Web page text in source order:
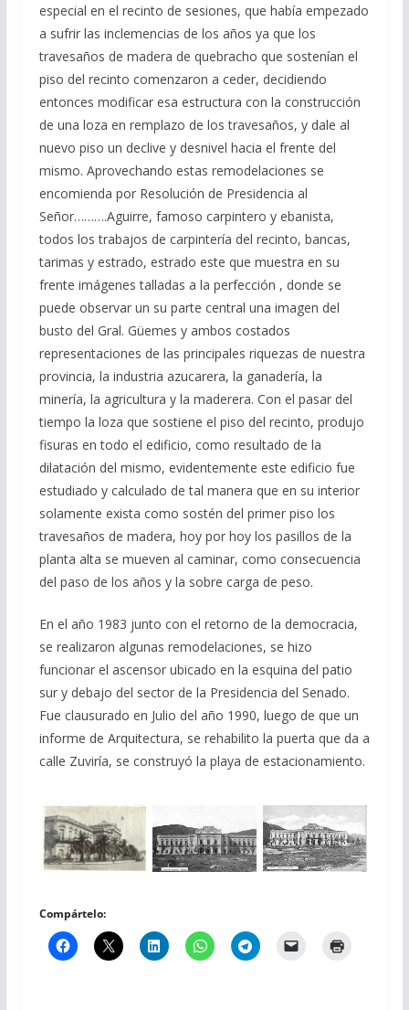
especial en el recinto de sesiones, que había empezado
a sufrir las inclemencias de los años ya que los
travesaños de madera de quebracho que sostenían el
piso del recinto comenzaron a ceder, decidiendo
entonces modificar esa estructura con la construcción
de una loza en remplazo de los travesaños, y dale al
nuevo piso un declive y desnivel hacia el frente del
mismo. Aprovechando estas remodelaciones se
encomienda por Resolución de Presidencia al
Señor……….Aguirre, famoso carpintero y ebanista,
todos los trabajos de carpintería del recinto, bancas,
tarimas y estrado, estrado este que muestra en su
frente imágenes talladas a la perfección , donde se
puede observar un su parte central una imagen del
busto del Gral. Güemes y ambos costados
representaciones de las principales riquezas de nuestra
provincia, la industria azucarera, la ganadería, la
minería, la agricultura y la maderera. Con el pasar del
tiempo la loza que sostiene el piso del recinto, produjo
fisuras en todo el edificio, como resultado de la
dilatación del mismo, evidentemente este edificio fue
estudiado y calculado de tal manera que en su interior
solamente exista como sostén del primer piso los
travesaños de madera, hoy por hoy los pasillos de la
planta alta se mueven al caminar, como consecuencia
del paso de los años y la sobre carga de peso.
En el año 1983 junto con el retorno de la democracia,
se realizaron algunas remodelaciones, se hizo
funcionar el ascensor ubicado en la esquina del patio
sur y debajo del sector de la Presidencia del Senado.
Fue clausurado en Julio del año 1990, luego de que un
informe de Arquitectura, se rehabilito la puerta que da a
calle Zuviría, se construyó la playa de estacionamiento.
Compártelo: